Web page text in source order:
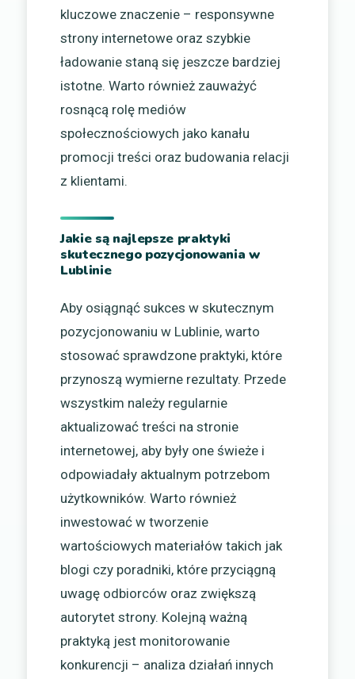
kluczowe znaczenie – responsywne
strony internetowe oraz szybkie
ładowanie staną się jeszcze bardziej
istotne. Warto również zauważyć
rosnącą rolę mediów
społecznościowych jako kanału
promocji treści oraz budowania relacji
z klientami.
Jakie są najlepsze praktyki
skutecznego pozycjonowania w
Lublinie
Aby osiągnąć sukces w skutecznym
pozycjonowaniu w Lublinie, warto
stosować sprawdzone praktyki, które
przynoszą wymierne rezultaty. Przede
wszystkim należy regularnie
aktualizować treści na stronie
internetowej, aby były one świeże i
odpowiadały aktualnym potrzebom
użytkowników. Warto również
inwestować w tworzenie
wartościowych materiałów takich jak
blogi czy poradniki, które przyciągną
uwagę odbiorców oraz zwiększą
autorytet strony. Kolejną ważną
praktyką jest monitorowanie
konkurencji – analiza działań innych